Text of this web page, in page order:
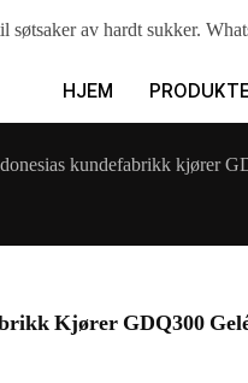
søtsaker av hardt sukker.
HJEM
kundefabrikk kjører
Kjører GDQ300